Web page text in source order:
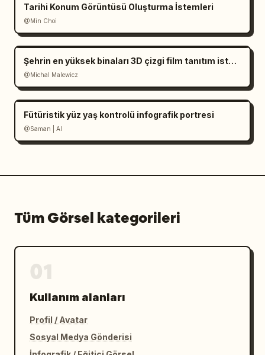
Tarihi Konum Görüntüsü Oluşturma İstemleri
@Min Choi
Şehrin en yüksek binaları 3D çizgi film tanıtım istemi
@Michal Malewicz
Fütüristik yüz yaş kontrolü infografik portresi
@Saman | AI
Tüm Görsel kategorileri
Kullanım alanları
Profil / Avatar
Sosyal Medya Gönderisi